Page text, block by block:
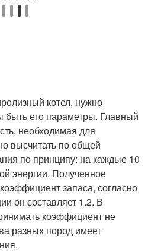
котел, нужно
быть его параметры. Главный
необходимая для
высчитать по общей
по принципу: на каждые 10
энергии. Полученное
запаса, согласно
он составляет 1.2. В
коэффициент не
разных пород имеет